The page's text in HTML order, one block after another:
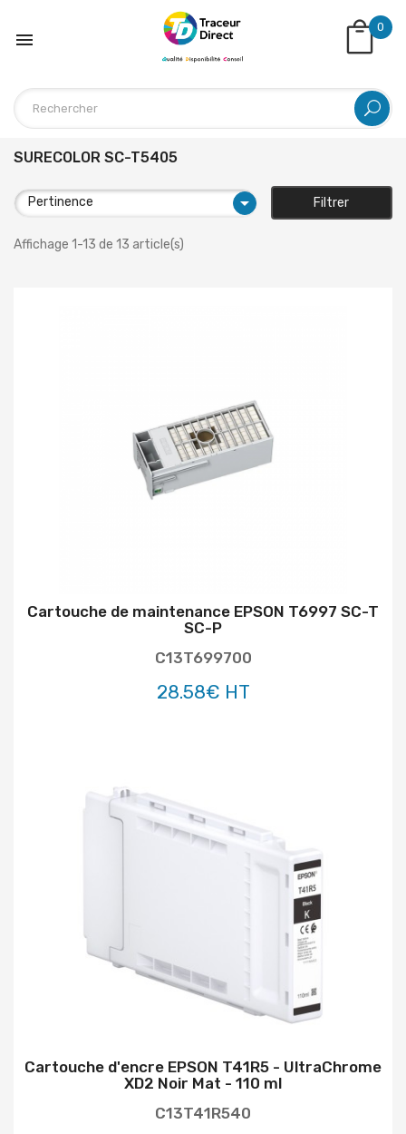

0
SURECOLOR SC-T5405
Pertinence  Filtrer
Affichage 1-13 de 13 article(s)
Cartouche de maintenance EPSON T6997 SC-T
SC-P
C13T699700
28.58€ HT
Cartouche d'encre EPSON T41R5 - UltraChrome
XD2 Noir Mat - 110 ml
C13T41R540